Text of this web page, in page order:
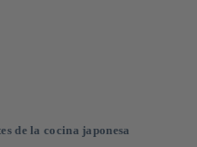
de la cocina japonesa